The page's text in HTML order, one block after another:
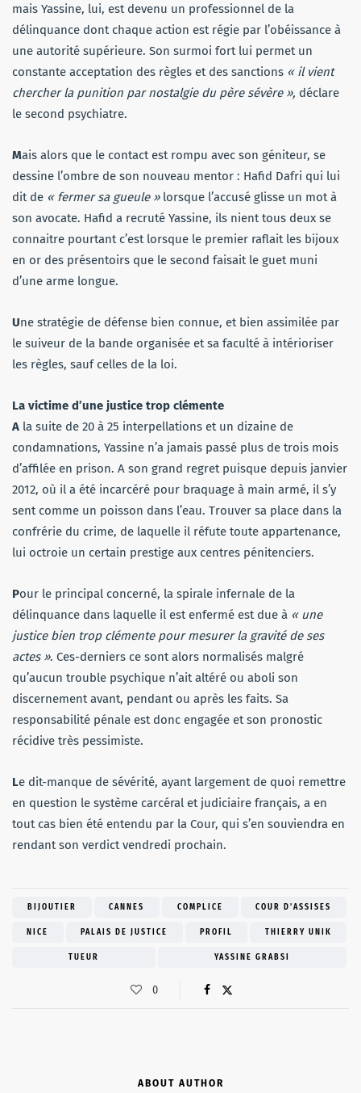
mais Yassine, lui, est devenu un professionnel de la
délinquance dont chaque action est régie par l’obéissance à
une autorité supérieure. Son surmoi fort lui permet un
constante acceptation des règles et des sanctions « il vient
chercher la punition par nostalgie du père sévère », déclare
le second psychiatre.
Mais alors que le contact est rompu avec son géniteur, se
dessine l’ombre de son nouveau mentor : Hafid Dafri qui lui
dit de « fermer sa gueule »lorsque l’accusé glisse un mot à
son avocate. Hafid a recruté Yassine, ils nient tous deux se
connaitre pourtant c’est lorsque le premier raflait les bijoux
en or des présentoirs que le second faisait le guet muni
d’une arme longue.
Une stratégie de défense bien connue, et bien assimilée par
le suiveur de la bande organisée et sa faculté à intérioriser
les règles, sauf celles de la loi.
La victime d’une justice trop clémente
A la suite de 20 à 25 interpellations et un dizaine de
condamnations, Yassine n’a jamais passé plus de trois mois
d’affilée en prison. A son grand regret puisque depuis janvier
2012, où il a été incarcéré pour braquage à main armé, il s’y
sent comme un poisson dans l’eau. Trouver sa place dans la
confrérie du crime, de laquelle il réfute toute appartenance,
lui octroie un certain prestige aux centres pénitenciers.
Pour le principal concerné, la spirale infernale de la
délinquance dans laquelle il est enfermé est due à « une
justice bien trop clémente pour mesurer la gravité de ses
actes ». Ces-derniers ce sont alors normalisés malgré
qu’aucun trouble psychique n’ait altéré ou aboli son
discernement avant, pendant ou après les faits. Sa
responsabilité pénale est donc engagée et son pronostic
récidive très pessimiste.
Le dit-manque de sévérité, ayant largement de quoi remettre
en question le système carcéral et judiciaire français, a en
tout cas bien été entendu par la Cour, qui s’en souviendra en
rendant son verdict vendredi prochain.
BIJOUTIER CANNES COMPLICE COUR D'ASSISES
NICE PALAIS DE JUSTICE PROFIL THIERRY UNIK
TUEUR YASSINE GRABSI
0
ABOUT AUTHOR